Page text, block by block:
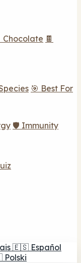
Chocolate 🍫
🎯 Best For
🛡️ Immunity
🇪🇸 Español
Polski